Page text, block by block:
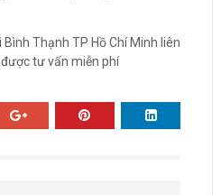
Thạnh TP Hồ Chí Minh liên
tư vấn miễn phí